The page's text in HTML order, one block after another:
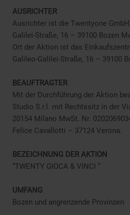
AUSRICHTER
Ausrichter ist die Twentyone
Galilei-Straße, 16 – 39100 Bozen
Ort der Aktion ist das
Galileo-Galilei-Straße, 16 – 39100
BEAUFTRAGTER
Mit der Durchführung der Aktion
Studio S.r.l. mit Rechtssitz in der
20154 Milano MwSt. Nr.
Felice Cavallotti – 37124 Verona.
BEZEICHNUNG DER AKTION
“TWENTY GIOCA & VINCI ”
UMFANG
Bozen und angrenzende Provinzen